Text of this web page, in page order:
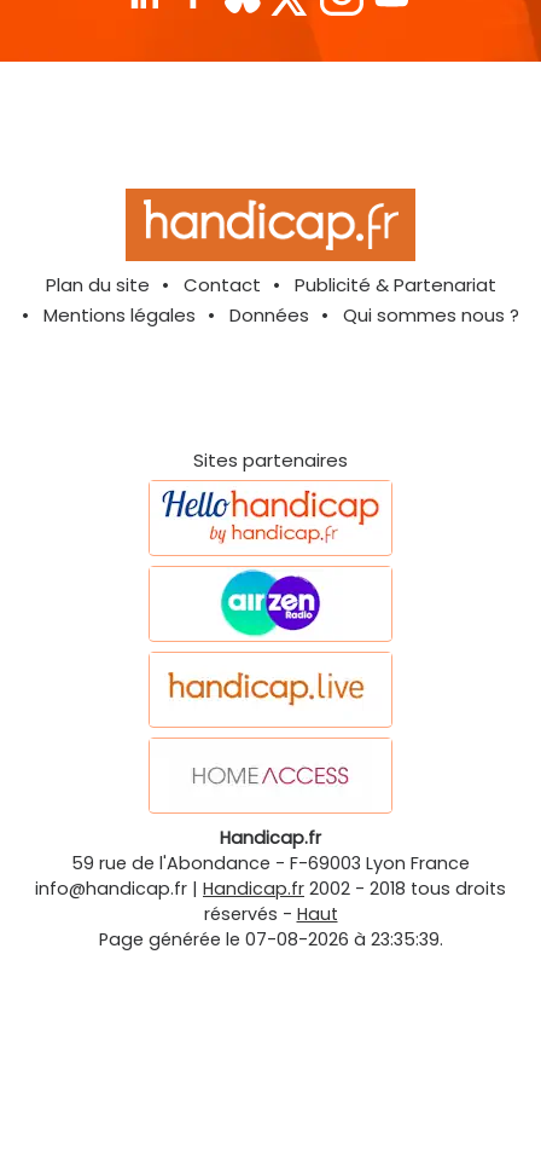
Plan du site Contact
Publicité & Partenariat
Mentions légales
Données Qui sommes nous ?
Sites partenaires
Handicap.fr
59 rue de l'Abondance - F-69003 Lyon France
info@handicap.fr | Handicap.fr 2002 - 2018 tous droits
réservés - Haut
Page générée le 07-08-2026 à 23:35:39.